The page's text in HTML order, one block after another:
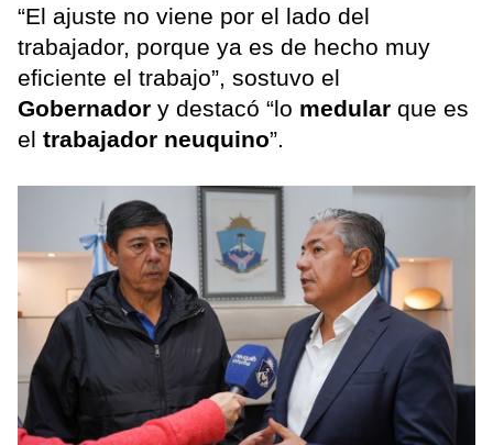
“El ajuste no viene por el lado del
trabajador, porque ya es de hecho muy
eficiente el trabajo”, sostuvo el
Gobernador y destacó “lo medular que es
el trabajador neuquino”.